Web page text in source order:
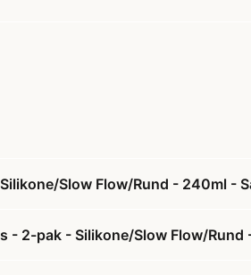
Slow Flow/Rund - 240ml -
2-pak - Silikone/Slow Flow/Rund